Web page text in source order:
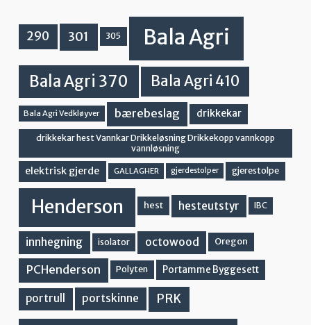
290 301 305 Bala Agri
Bala Agri 370 Bala Agri 410
Bala Agri Vedkløyver bærebeslag drikkekar
drikkekar hest Vannkar Drikkeløsning Drikkekopp vannkopp
vannløsning
elektrisk gjerde GALLAGHER gjerdestolper gjerestolpe
Henderson hest hesteutstyr IBC
innhegning isolator octowood Oregon
PCHenderson Polyten Portamme Byggesett
portrull portskinne PRK